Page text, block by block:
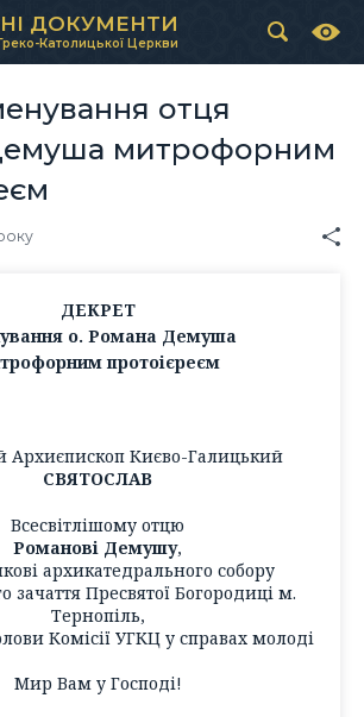
ДОКУМЕНТИ
Католицької Церкви
отця
митрофорним
ДЕКРЕТ
о. Романа Демуша
протоієреєм
Архиєпископ Києво-Галицький
СВЯТОСЛАВ
Всесвітлішому отцю
Романові Демушу,
архикатедрального собору
зачаття Пресвятої Богородиці м.
Тернопіль,
Комісії УГКЦ у справах молоді
Мир Вам у Господі!